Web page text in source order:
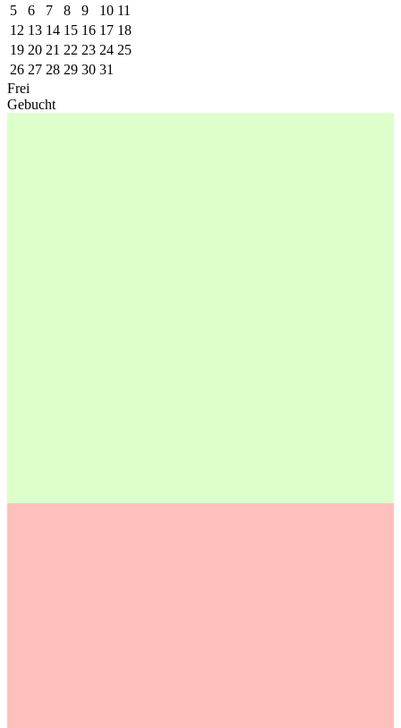
5
6 7 8 9 10 11
12 13 14 15 16 17 18
19 20 21 22 23 24 25
26 27 28 29 30 31
Frei
Gebucht